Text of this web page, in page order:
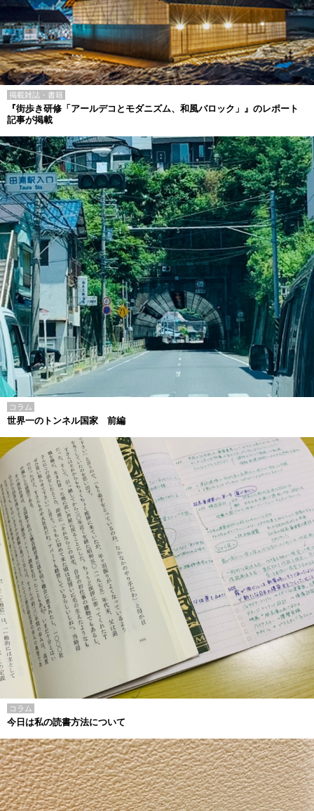
掲載雑誌・書籍
『街歩き研修「アールデコとモダニズム、和風バロック」』のレポート
記事が掲載
コラム
世界一のトンネル国家 前編
コラム
今日は私の読書方法について